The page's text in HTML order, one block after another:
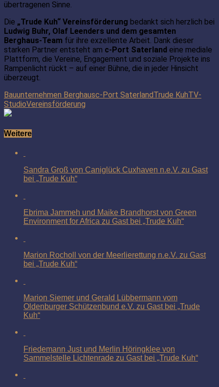
übertragenen Sinne.
Die „Trude Kuh“ Vereinsförderung bedankt sich herzlich bei
Ludwig Buhr, Olaf Leenders und dem gesamten
Berghaus-Team für ihre exzellente Arbeit. Dank dieser
starken Partner entsteht am c-Port Saterland eine mediale
Plattform, die Vereine, Engagement und soziale Projekte ins
Rampenlicht rückt – auf einer Bühne, die in jeder Hinsicht
überzeugt.
Bauunternehmen Berghausc-Port SaterlandTrude KuhTV-
StudioVereinsförderung
Weitere
Sandra Groß von Caniglück Cuxhaven n.e.V. zu Gast
bei „Trude Kuh“
Ebrima Jammeh und Maike Brandhorst von Green
Environment for Africa zu Gast bei „Trude Kuh“
Marion Rocholl von der Meerlierettung n.e.V. zu Gast
bei „Trude Kuh“
Marion Siemer und Gerald Lübbermann vom
Oldenburger Schützenbund e.V. zu Gast bei „Trude
Kuh“
Friedemann Just und Merlin Höringklee von
Sammelstelle Lichtenrade zu Gast bei „Trude Kuh“